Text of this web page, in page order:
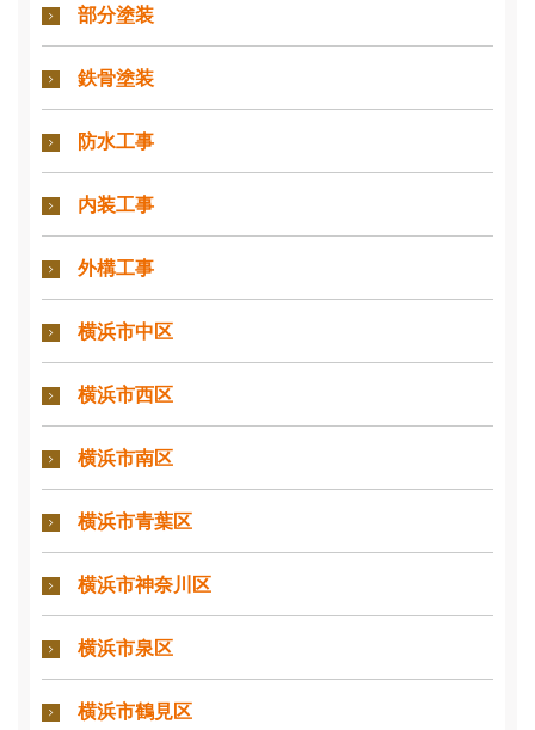
部分塗装
鉄骨塗装
防水工事
内装工事
外構工事
横浜市中区
横浜市西区
横浜市南区
横浜市青葉区
横浜市神奈川区
横浜市泉区
横浜市鶴見区